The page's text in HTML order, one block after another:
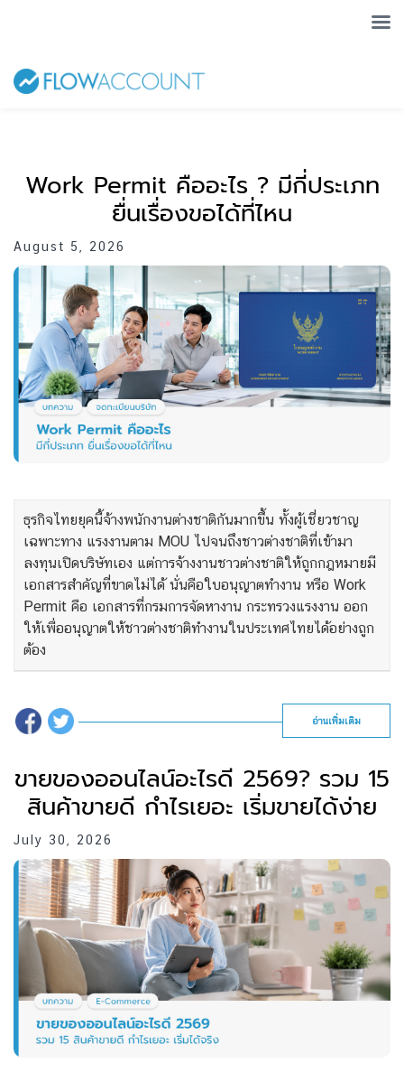
Work Permit คืออะไร ? มีกี่ประเภท
ยื่นเรื่องขอได้ที่ไหน
August 5, 2026
ธุรกิจไทยยุคนี้จ้างพนักงานต่างชาติกันมากขึ้น ทั้งผู้เชี่ยวชาญ
เฉพาะทาง แรงงานตาม MOU ไปจนถึงชาวต่างชาติที่เข้ามา
ลงทุนเปิดบริษัทเอง แต่การจ้างงานชาวต่างชาติให้ถูกกฎหมายมี
เอกสารสำคัญที่ขาดไม่ได้ นั่นคือใบอนุญาตทำงาน หรือ Work
Permit คือ เอกสารที่กรมการจัดหางาน กระทรวงแรงงาน ออก
ให้เพื่ออนุญาตให้ชาวต่างชาติทำงานในประเทศไทยได้อย่างถูก
ต้อง
อ่านเพิ่มเติม
ขายของออนไลน์อะไรดี 2569? รวม 15
สินค้าขายดี กำไรเยอะ เริ่มขายได้ง่าย
July 30, 2026